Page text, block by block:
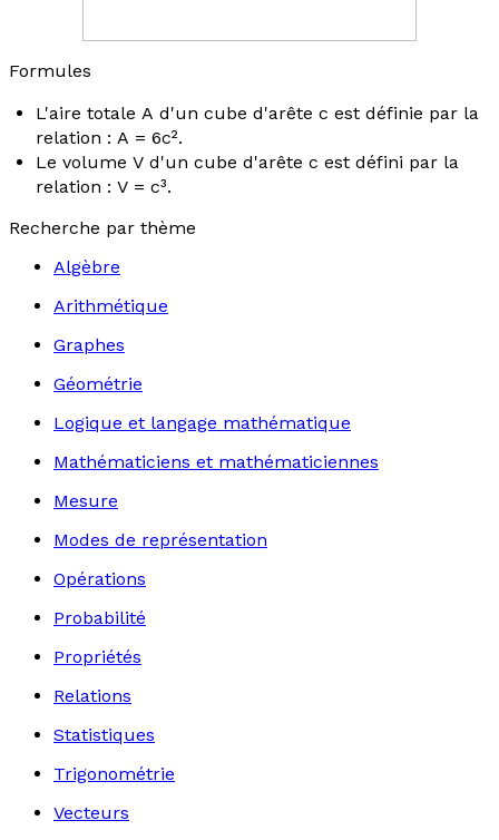
Formules
L'aire totale A d'un cube d'arête c est définie par la
relation : A = 6c².
Le volume V d'un cube d'arête c est défini par la
relation : V = c³.
Recherche par thème
Algèbre
Arithmétique
Graphes
Géométrie
Logique et langage mathématique
Mathématiciens et mathématiciennes
Mesure
Modes de représentation
Opérations
Probabilité
Propriétés
Relations
Statistiques
Trigonométrie
Vecteurs